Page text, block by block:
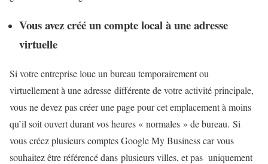
Vous avez créé un compte local à une adresse
virtuelle
Si votre entreprise loue un bureau temporairement ou
virtuellement à une adresse différente de votre activité principale,
vous ne devez pas créer une page pour cet emplacement à moins
qu’il soit ouvert durant vos heures « normales » de bureau. Si
vous créez plusieurs comptes Google My Business car vous
souhaitez être référencé dans plusieurs villes, et pas uniquement